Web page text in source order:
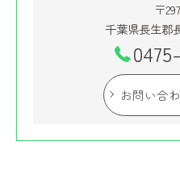
〒
千葉県長生郡
お問い合